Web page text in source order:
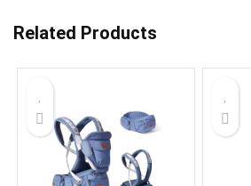
Related Products